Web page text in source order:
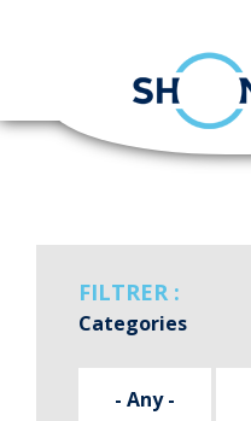
Skip
FILTRER :
Categories
- Any -